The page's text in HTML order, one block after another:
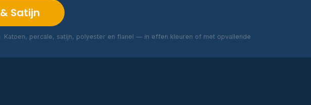
Satijn
percale, satijn, polyester en flanel — in effen kleuren of met opvallende